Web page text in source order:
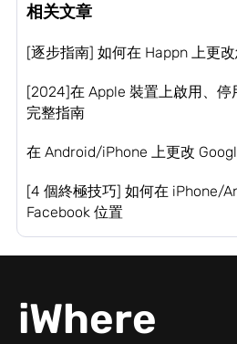
相关文章
[逐步指南] 如何在 Happn 上更
[2024]在 Apple 裝置上啟用、
完整指南
在 Android/iPhone 上更改
[4 個終極技巧] 如何在 iPhone/
Facebook 位置
iWhere